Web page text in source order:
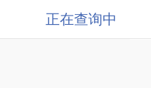
正在查询中